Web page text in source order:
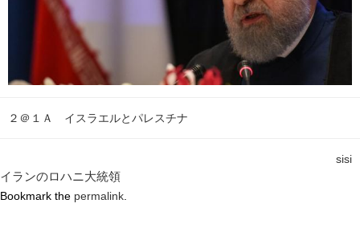
２＠１Ａ イスラエルとパレスチナ
sisi
イランのロハニ大統領
Bookmark the permalink.